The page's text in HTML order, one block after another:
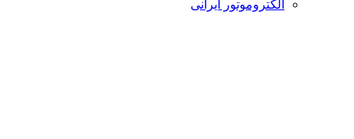
الکتروموتور ایرانی